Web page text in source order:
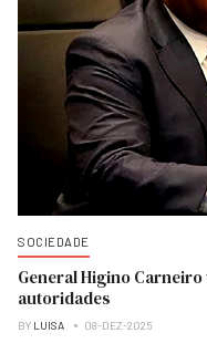
SOCIEDADE
General Higino
autoridades
BY LUISA 08-DEZ-2025